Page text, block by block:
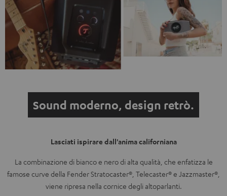
Sound moderno, design retrò.
Lasciati ispirare dall'anima californiana
La combinazione di bianco e nero di alta qualità, che enfatizza le
famose curve della Fender Stratocaster®, Telecaster® e Jazzmaster®,
viene ripresa nella cornice degli altoparlanti.